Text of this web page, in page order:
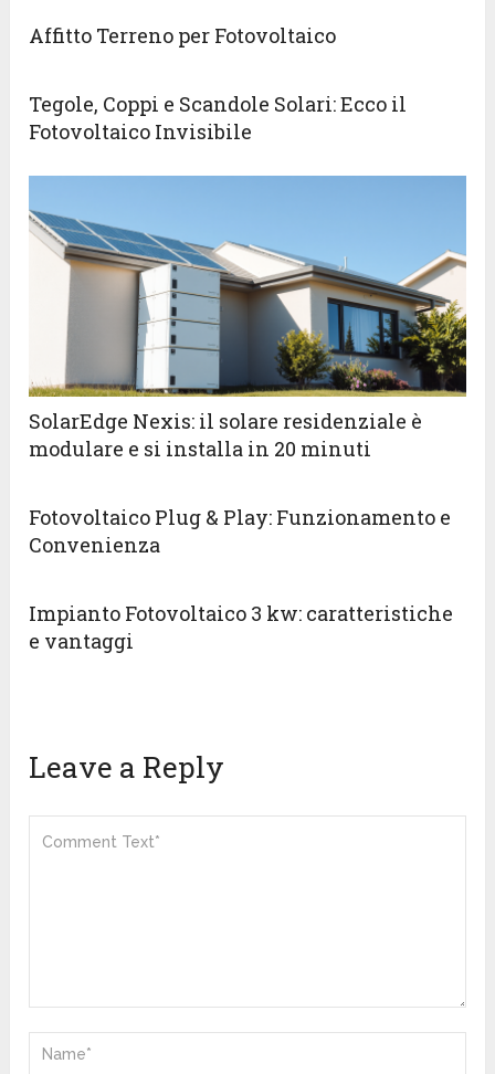
Affitto Terreno per Fotovoltaico
Tegole, Coppi e Scandole Solari: Ecco il
Fotovoltaico Invisibile
SolarEdge Nexis: il solare residenziale è
modulare e si installa in 20 minuti
Fotovoltaico Plug & Play: Funzionamento e
Convenienza
Impianto Fotovoltaico 3 kw: caratteristiche
e vantaggi
Leave a Reply